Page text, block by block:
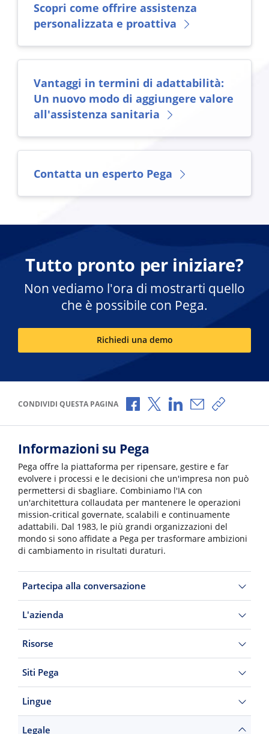
Scopri come offrire assistenza
personalizzata e proattiva
Vantaggi in termini di adattabilità:
Un nuovo modo di aggiungere valore
all'assistenza sanitaria
Contatta un esperto Pega
Tutto pronto per iniziare?
Non vediamo l'ora di mostrarti quello
che è possibile con Pega.
Richiedi una demo
CONDIVIDI QUESTA PAGINA Condividi via Facebook
Condividi via X
Condividi via
Condividi via
Copia link
Informazioni su Pega
Pega offre la piattaforma per ripensare, gestire e far
evolvere i processi e le decisioni che un'impresa non può
permettersi di sbagliare. Combiniamo l'IA con
un'architettura collaudata per mantenere le operazioni
mission-critical governate, scalabili e continuamente
adattabili. Dal 1983, le più grandi organizzazioni del
mondo si sono affidate a Pega per trasformare ambizioni
di cambiamento in risultati duraturi.
Partecipa alla conversazione
L'azienda
Risorse
Siti Pega
Lingue
Legale